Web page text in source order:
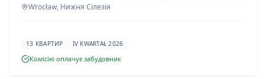
Wrocław, Нижня Сілезія
13 КВАРТИР IV KWARTAŁ 2026
Комісію оплачує забудовник